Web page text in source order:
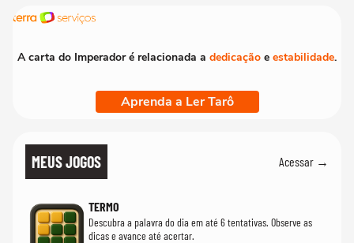
A carta do Imperador é relacionada a dedicação e estabilidade.
Aprenda a Ler Tarô
MEUS JOGOS Acessar →
TERMO
Descubra a palavra do dia em até 6 tentativas. Observe as
dicas e avance até acertar.